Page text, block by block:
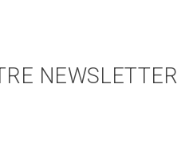
NEWSLETTER